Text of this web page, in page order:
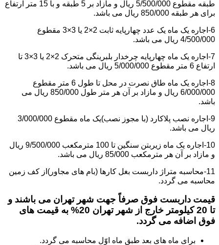
طبقه مقطوع 5/500/000 ریال و مازاد بر 5 طبقه و با 15 متر ارتفاع
برای هر طبقه 850/000 ریال می باشد.
6-اجاره یک ماه یک عدد چهارپایه ثابت 2×2 یا 3×3 مقطوع
4/500/000 ریال می باشد.
7-اجاره یک ماه چهارپایه چرخدار بلبرینگی متحرک 2×2 یا 3×3 تا
ارتفاع 6 متر مقطوع 5/000/000 ریال می باشد.
8-اجاره یک ماه طاق نصرت در محل تا طول 6 متر مقطوع
6/000/000 ریال و مازاد بر آن هر متر طول 850/000 ریال می
باشد.
9-اجاره نصب پلاکارد (با مجوز نصب)یک ماه مقطوع 3/000/000
ریال می باشد.
10-اجاره یک ماه زیربتن سنگین تا 100 مترمکعب 9/500/000 ریال
و مازاد بر آن هر مترمکعب 85/000 ریال می باشد.
11-محاسبه متراژ داربست بغل کارها (بام های مجاور)از کف زمین
محاسبه می گردد.
قیمت داربست فوق صرفاً جهت شهر تهران می باشند و
تا 20 کیلومتر خارج از شهر تهران 20% به قیمت های
فوق اضافه می گردد.
برای ماه های بعد طبق ماه اوّل محاسبه می گردد.